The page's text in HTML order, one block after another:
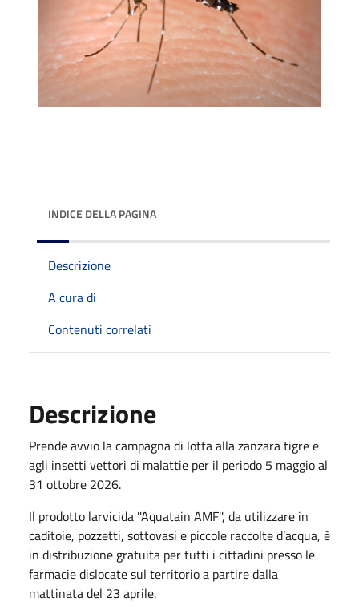
INDICE DELLA PAGINA
Descrizione
A cura di
Contenuti correlati
Descrizione
Prende avvio la campagna di lotta alla zanzara tigre e
agli insetti vettori di malattie per il periodo 5 maggio al
31 ottobre 2026.
Il prodotto larvicida ''Aquatain AMF'', da utilizzare in
caditoie, pozzetti, sottovasi e piccole raccolte d’acqua, è
in distribuzione gratuita per tutti i cittadini presso le
farmacie dislocate sul territorio a partire dalla
mattinata del 23 aprile.